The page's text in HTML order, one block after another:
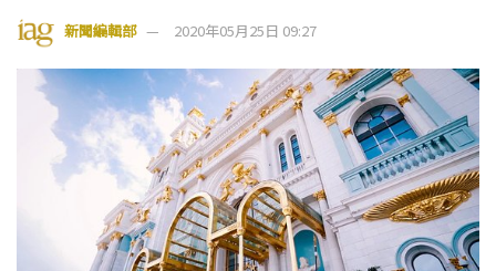
新聞編輯部 2020年05月25日 09:27